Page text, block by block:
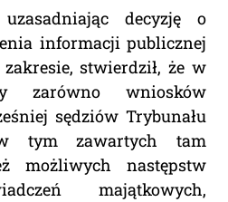
decyzję o
informacji publicznej
stwierdził, że w
zarówno wniosków
sędziów Trybunału
w tym zawartych tam
możliwych następstw
majątkowych,